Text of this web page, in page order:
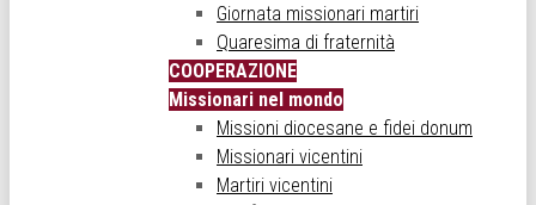
Giornata missionari martiri
Quaresima di fraternità
COOPERAZIONE
Missionari nel mondo
Missioni diocesane e fidei donum
Missionari vicentini
Martiri vicentini